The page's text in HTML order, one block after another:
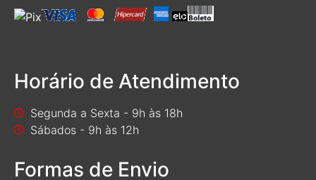
Horário de Atendimento
Segunda a Sexta - 9h às 18h
Sábados - 9h às 12h
Formas de Envio